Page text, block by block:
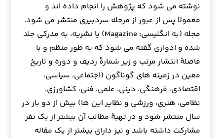
نوشته می شود که پژوهش را انجام داده اند و
معمولا پس از عبور از مرحله سردبیری منتشر می شود.
مجله (به انگلیسی: Magazine) یا نشریه، به مدرکی جلد
شده و ادواری گفته می شود که به طور منظم و با
فاصلهٔ انتشار مرتب و زیر شمارهٔ ردیف و دوره و تاریخ
معین در زمینه های گوناگون (اجتماعی، سیاسی،
اقتصادی، فرهنگی، دینی، علمی، فنی، کشاورزی،
نظامی، هنری، ورزشی و نظایر این ها) بیش از دو بار در
سال منتشر شود و در تهیهٔ مطالب آن بیشتر از یک نفر
مشارکت داشته باشد و نیز دارای بیشتر از یک مقاله